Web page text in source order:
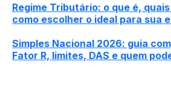
Regime Tributário: o que é,
como escolher o ideal para sua
Simples Nacional 2026: guia
Fator R, limites, DAS e quem